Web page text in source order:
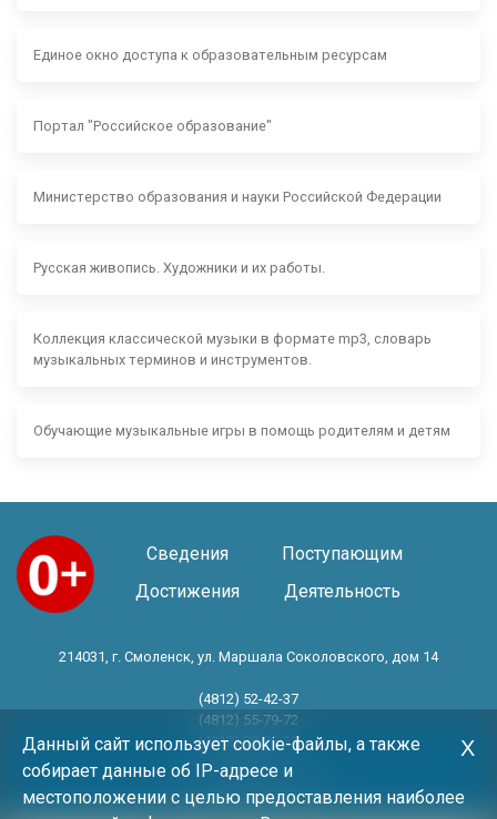
Единое окно доступа к образовательным ресурсам
Портал "Российское образование"
Министерство образования и науки Российской Федерации
Русская живопись. Художники и их работы.
Коллекция классической музыки в формате mp3, словарь
музыкальных терминов и инструментов.
Обучающие музыкальные игры в помощь родителям и детям
Сведения
Поступающим
Достижения
Деятельность
214031, г. Смоленск, ул. Маршала Соколовского, дом 14
(4812) 52-42-37
(4812) 55-79-72
(4812) 30-06-11
Год основания 1983 год
Данный сайт использует cookie-файлы, а также
собирает данные об IP-адресе и
местоположении с целью предоставления наиболее
Х